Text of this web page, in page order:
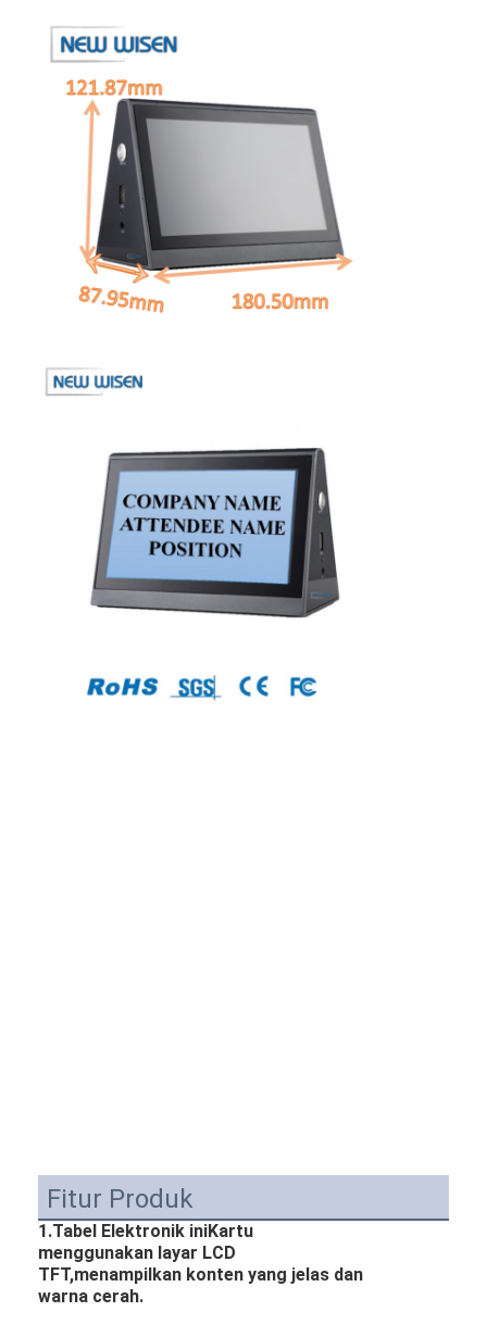
Soket Ekstensi yang Terpencil
Soket Colokan Menara
Kotak Soket Meja Konferensi
Socket Pop Up Hidraulik
Soket geser
Outlet Listrik Meja
Tabel Mount Power Strip
Fitur Produk
1.Tabel Elektronik iniKartu
menggunakan layar LCD
TFT,menampilkan konten yang jelas dan
warna cerah.